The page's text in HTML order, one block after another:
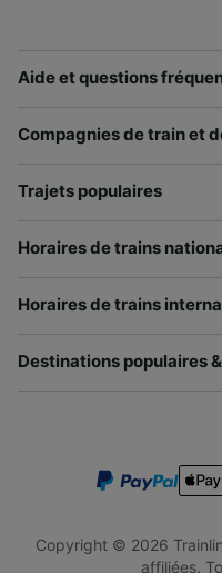
Aide et questions
Compagnies de train et
Trajets populaires
Horaires de trains
Horaires de trains
Destinations populaires
Copyright © 2026
affiliées.